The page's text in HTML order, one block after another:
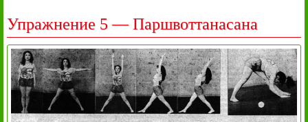
Упражнение 5 — Паршвоттанасана